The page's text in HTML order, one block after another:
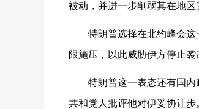
被动，并进一步削弱其在地区
特朗普选择在北约峰会
限施压，以此威胁伊方停止
特朗普这一表态还有国
共和党人批评他对伊妥协让